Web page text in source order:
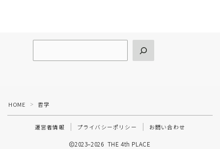
HOME ＞ 哲学
運営者情報 プライバシーポリシー お問い合わせ
2023–2026 THE 4th PLACE